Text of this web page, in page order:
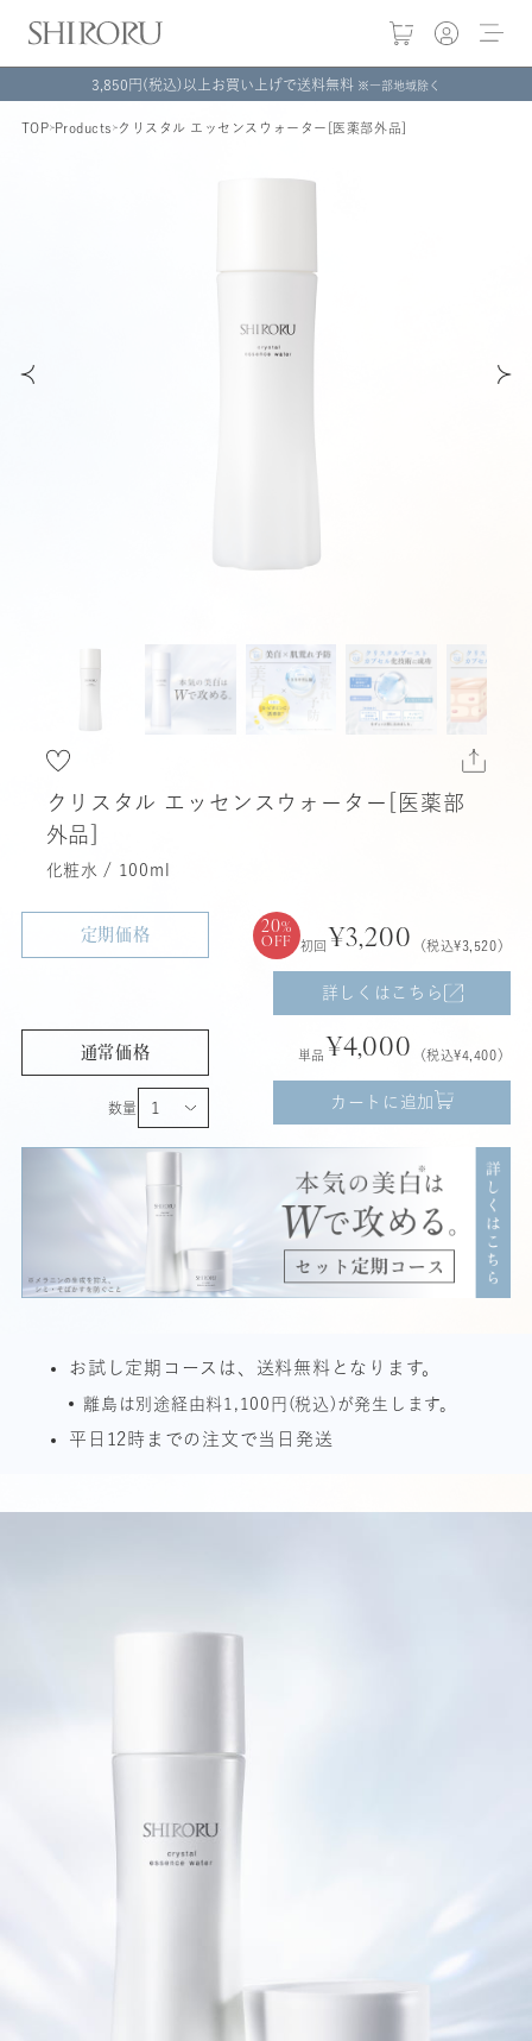
3,850円(税込)以上お買い上げで送料無料 ※一部地域除く
TOP Products クリスタル エッセンスウォーター[医薬部外品]
クリスタル エッセンスウォーター[医薬部
外品]
化粧水 / 100ml
定期価格 20%
OFF
初回 ¥3,200 （税込¥3,520）
詳しくはこちら
通常価格
数量
単品 ¥4,000 （税込¥4,400）
カートに追加
お試し定期コースは、送料無料となります。
離島は別途経由料1,100円(税込)が発生します。
平日12時までの注文で当日発送